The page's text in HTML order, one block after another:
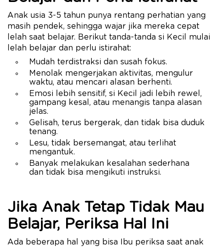
Anak usia 3-5 tahun punya rentang perhatian yang
masih pendek, sehingga wajar jika mereka cepat
lelah saat belajar. Berikut tanda-tanda si Kecil mulai
lelah belajar dan perlu istirahat:
Mudah terdistraksi dan susah fokus.
Menolak mengerjakan aktivitas, mengulur
waktu, atau mencari alasan berhenti.
Emosi lebih sensitif, si Kecil jadi lebih rewel,
gampang kesal, atau menangis tanpa alasan
jelas.
Gelisah, terus bergerak, dan tidak bisa duduk
tenang.
Lesu, tidak bersemangat, atau terlihat
mengantuk.
Banyak melakukan kesalahan sederhana
dan tidak bisa mengikuti instruksi.
Jika Anak Tetap Tidak Mau
Belajar, Periksa Hal Ini
Ada beberapa hal yang bisa Ibu periksa saat anak